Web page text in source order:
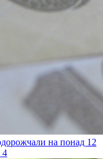
на понад 12
4